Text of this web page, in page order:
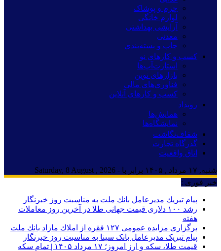
چرم و پوشاک
لوازم خانگی
آرایشی بهداشتی
معدنی
چاپ و بسته‌بندی
کسب و کارهای نو
استارت‌آپ‌ها
بازارهای نوین
فناوری‌های مالی
کسب و کارهای آنلاین
رویداد
همایش‌ها
نمایشگاه‌ها
شفاف‌نگاشت
گذرگاه تجارت
اتاق واقعیت
شنبه, ۱۷ مرداد , ۱۴۰۵ برابر با - Saturday, 8 August , 2026
خبر فوری :
پیام تبریك مدیرعامل بانك ملت به مناسبت روز خبرنگار
رشد ۱۰۰ دلاری قیمت جهانی طلا در آخرین روز معاملات
هفته
برگزاری مزایده عمومی ۱۲۷ فقره از املاك مازاد بانك ملت
پیام تبریک مدیرعامل بانک سینا به مناسبت روز خبرنگار
قیمت طلا، سکه و ارز امروز؛ ۱۷ مرداد ۱۴۰۵ | تمام سکه